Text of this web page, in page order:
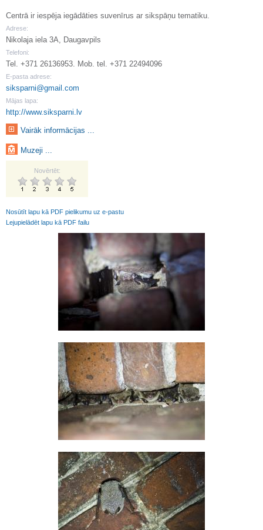
Centrā ir iespēja iegādāties suvenīrus ar sikspāņu tematiku.
Adrese:
Nikolaja iela 3A, Daugavpils
Telefoni:
Tel. +371 26136953. Mob. tel. +371 22494096
E-pasta adrese:
siksparni@gmail.com
Mājas lapa:
http://www.siksparni.lv
Vairāk informācijas ...
Muzeji ...
Novērtēt:
Nosūtīt lapu kā PDF pielikumu uz e-pastu
Lejupielādēt lapu kā PDF failu